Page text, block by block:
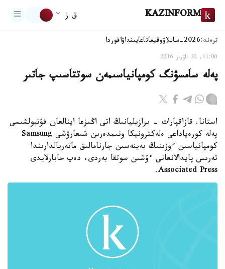
KAZINFORM ق ز
ترەند:2026-سايلاۋ وقيعاتاعايىنداۋاقوردا
11:00, 30 ناۋرىز 2016
پەلە سامسۋنگ كومپانياسىمەن سوتتاسىپ جاتىر
استانا. قازاقپارات - برازيليانىڭ اتى اڭىزعا اينالعان فۋتبولشىسى
پەلە كورەياداعى ەلەكترونيكا ونىمدەرىن شىعارۋشى Samsung
كومپانياسىن ءوزىنىڭ بەينەسىن جارنامالىق ماتەريالدارىندا
تەرىس پايدالانعانى ءۇشىن سوتقا بەردى، دەپ حابارلايدى
Associated Press.